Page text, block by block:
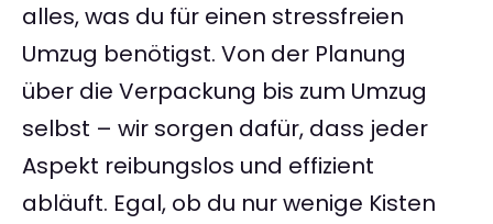
alles, was du für einen stressfreien
Umzug benötigst. Von der Planung
über die Verpackung bis zum Umzug
selbst – wir sorgen dafür, dass jeder
Aspekt reibungslos und effizient
abläuft. Egal, ob du nur wenige Kisten